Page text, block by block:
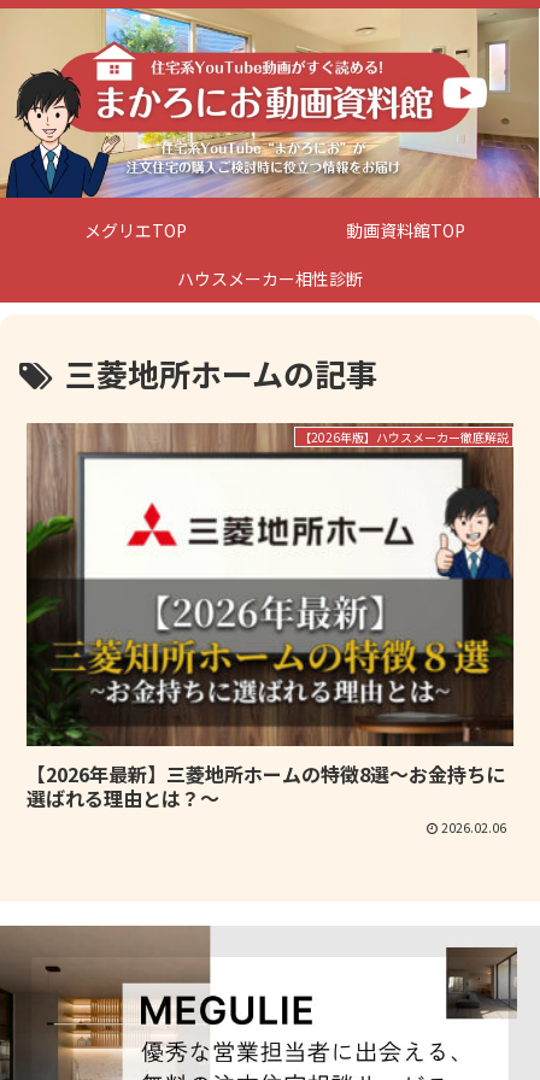
メグリエTOP
動画資料館TOP
ハウスメーカー相性診断
三菱地所ホームの記事
【2026年版】ハウスメーカー徹底解説
【2026年最新】三菱地所ホームの特徴8選～お金持ちに
選ばれる理由とは？～
2026.02.06